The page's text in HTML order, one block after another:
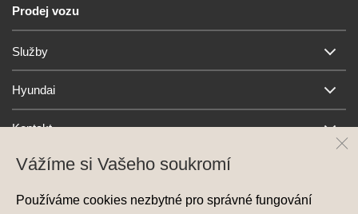
Prodej vozu
Služby
Hyundai
Kontakt
Vážíme si Vašeho soukromí
Používáme cookies nezbytné pro správné fungování